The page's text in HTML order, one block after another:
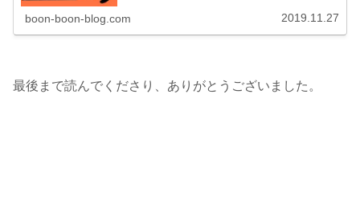
boon-boon-blog.com 2019.11.27
最後まで読んでくださり、ありがとうございました。